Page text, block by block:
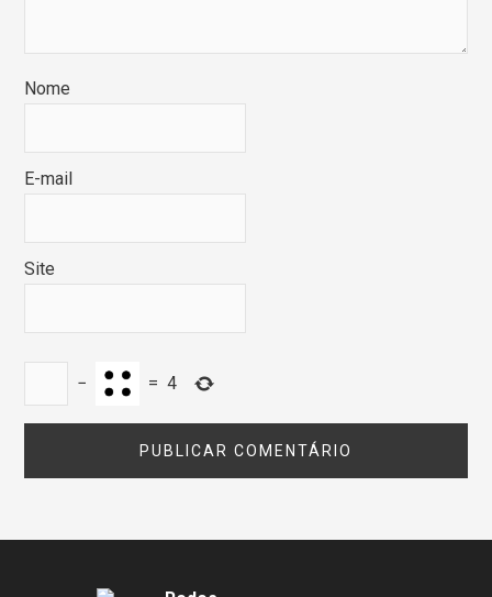
Nome
E-mail
Site
− = 4